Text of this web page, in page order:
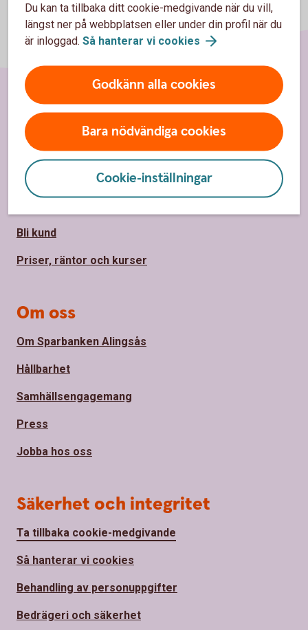
Du kan ta tillbaka ditt cookie-medgivande när du vill,
längst ner på webbplatsen eller under din profil när du
är inloggad. Så hanterar vi cookies
Godkänn alla cookies
Bara nödvändiga cookies
Cookie-inställningar
Sidfot
Hitta snabbt
Kontakta oss
Spärrhjälp
Bli kund
Priser, räntor och kurser
Om oss
Om Sparbanken Alingsås
Hållbarhet
Samhällsengagemang
Press
Jobba hos oss
Säkerhet och integritet
Ta tillbaka cookie-medgivande
Så hanterar vi cookies
Behandling av personuppgifter
Bedrägeri och säkerhet